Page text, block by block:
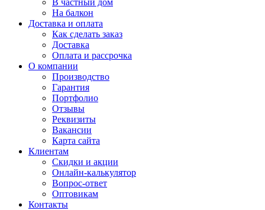
В частный дом
На балкон
Доставка и оплата
Как сделать заказ
Доставка
Оплата и рассрочка
О компании
Производство
Гарантия
Портфолио
Отзывы
Реквизиты
Вакансии
Карта сайта
Клиентам
Скидки и акции
Онлайн-калькулятор
Вопрос-ответ
Оптовикам
Контакты